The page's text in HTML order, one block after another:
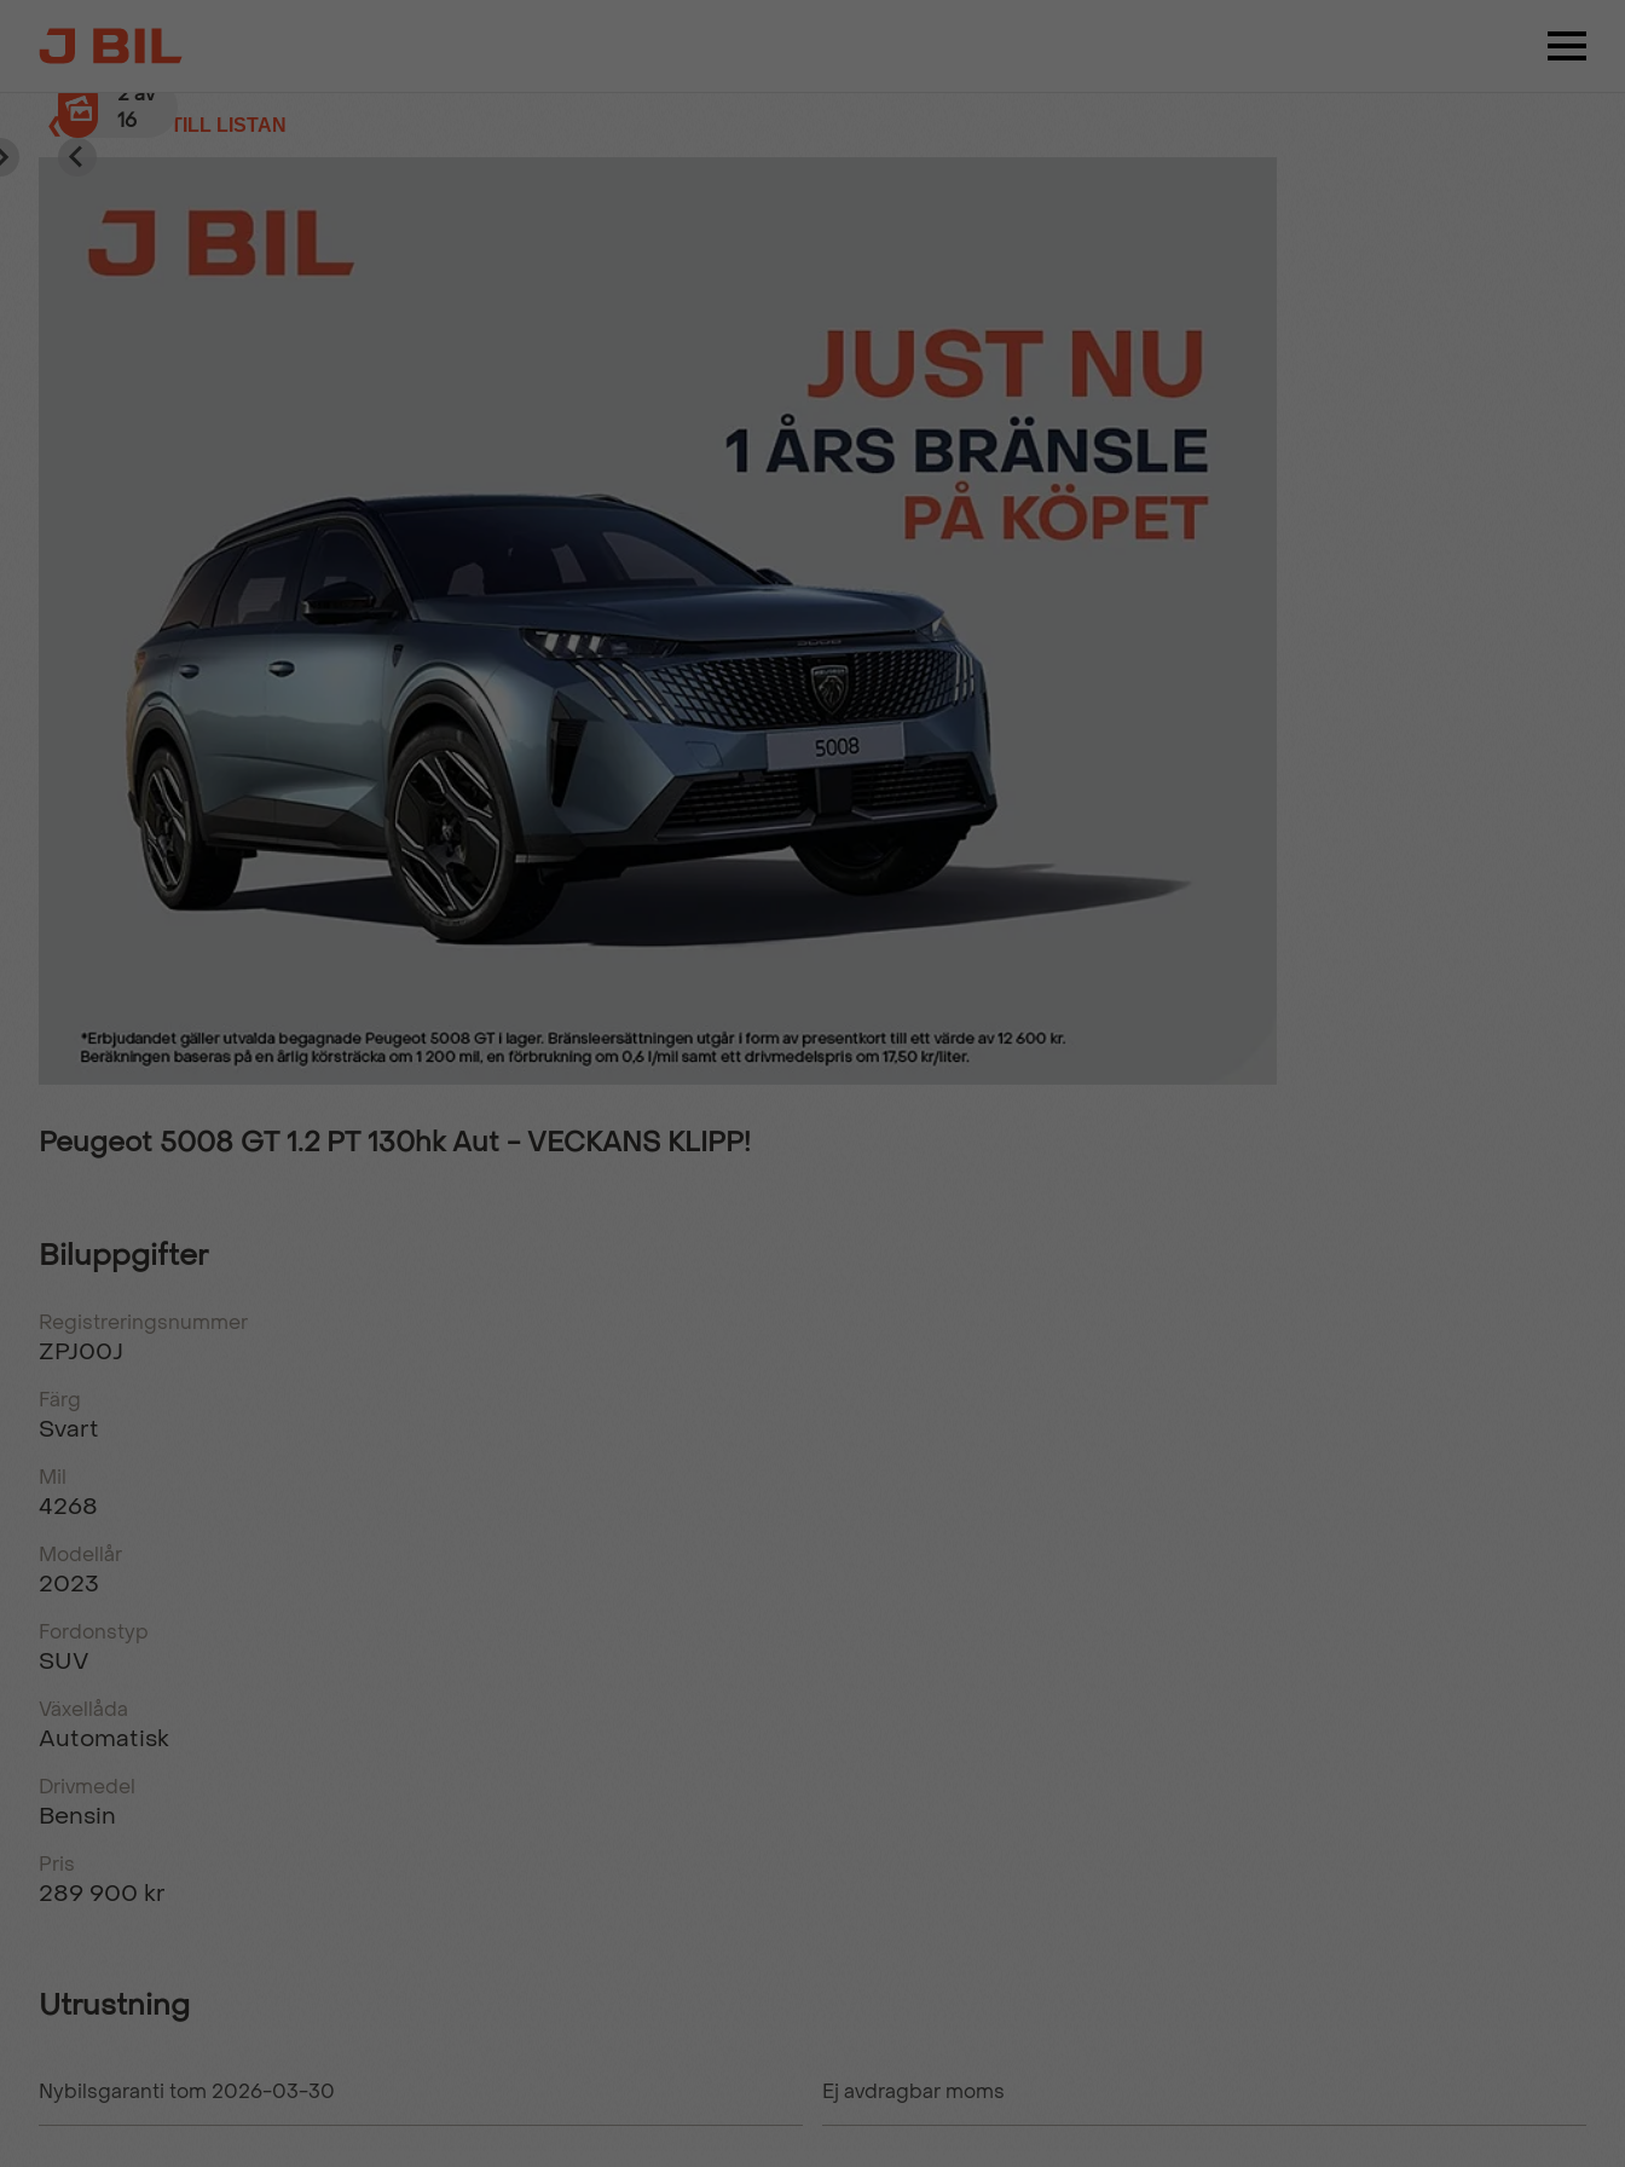
❮ TILLBAKA TILL LISTAN
3av
16
Peugeot 5008 GT 1.2 PT 130hk Aut - VECKANS KLIPP!
Biluppgifter
Registreringsnummer
ZPJ00J
Färg
Svart
Mil
4268
Modellår
2023
Fordonstyp
SUV
Växellåda
Automatisk
Drivmedel
Bensin
Pris
289 900 kr
Utrustning
Nybilsgaranti tom 2026-03-30 Ej avdragbar moms